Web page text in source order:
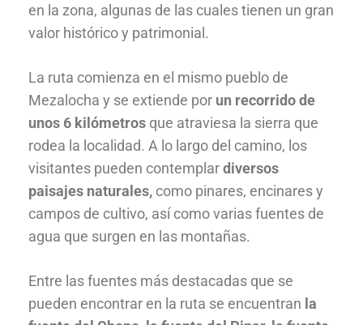
en la zona, algunas de las cuales tienen un gran
valor histórico y patrimonial.
La ruta comienza en el mismo pueblo de
Mezalocha y se extiende por un recorrido de
unos 6 kilómetros que atraviesa la sierra que
rodea la localidad. A lo largo del camino, los
visitantes pueden contemplardiversos
paisajes naturales, como pinares, encinares y
campos de cultivo, así como varias fuentes de
agua que surgen en las montañas.
Entre las fuentes más destacadas que se
pueden encontrar en la ruta se encuentran la